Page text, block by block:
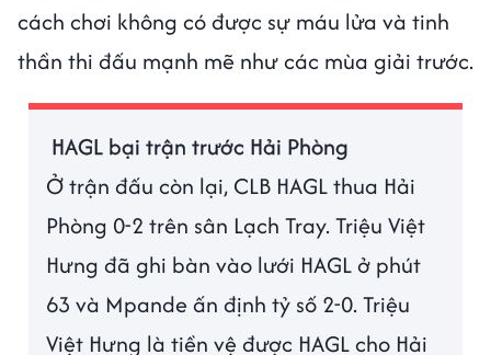
cách chơi không có được sự máu lửa và tinh
thần thi đấu mạnh mẽ như các mùa giải trước.
HAGL bại trận trước Hải Phòng
Ở trận đấu còn lại, CLB HAGL thua Hải
Phòng 0-2 trên sân Lạch Tray. Triệu Việt
Hưng đã ghi bàn vào lưới HAGL ở phút
63 và Mpande ấn định tỷ số 2-0. Triệu
Việt Hưng là tiền vệ được HAGL cho Hải